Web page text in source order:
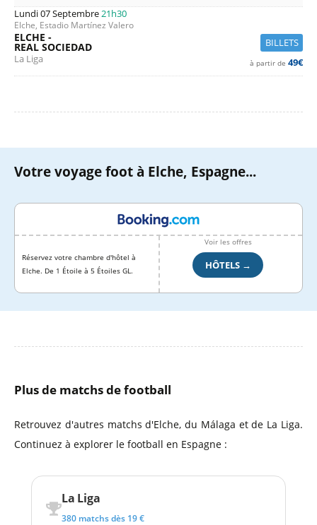
Lundi 07 Septembre21h30
Elche, Estadio Martínez Valero
BILLETS
ELCHE -
REAL SOCIEDAD
La Liga à partir de 49€
Votre voyage foot à Elche, Espagne...
Réservez votre chambre d'hôtel à
Elche. De 1 Étoile à 5 Étoiles GL.
Voir les offres
HÔTELS →
Plus de matchs de football
Retrouvez d'autres matchs d'Elche, du Málaga et de La Liga.
Continuez à explorer le football en Espagne :
La Liga
380 matchs dès 19 €